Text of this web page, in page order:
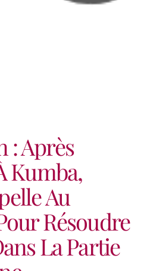
: Après
Kumba,
Au
Résoudre
La Partie